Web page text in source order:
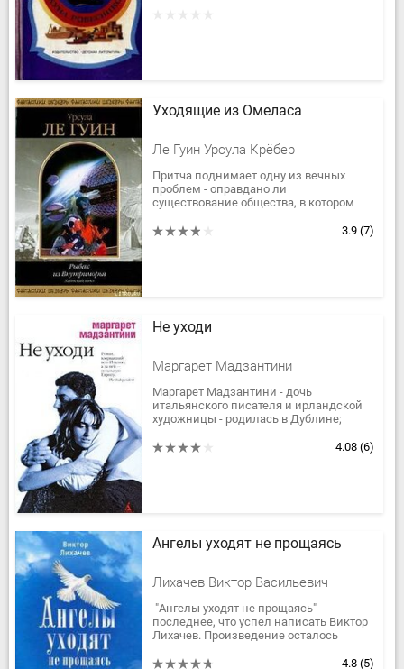
Уходящие из Омеласа
Ле Гуин Урсула Крёбер
Притча поднимает одну из вечных
проблем - оправдано ли
существование общества, в котором
задворках жизни, и благополучное3.9 (7)
Не уходи
Маргарет Мадзантини
Маргарет Мадзантини - дочь
итальянского писателя и ирландской
художницы - родилась в Дублине;
драматического искусства в Риме,4.08 (6)
Ангелы уходят не прощаясь
Лихачев Виктор Васильевич
"Ангелы уходят не прощаясь" -
последнее, что успел написать Виктор
Лихачев. Произведение осталось
писатель предстает перед читателем...
4.8 (5)